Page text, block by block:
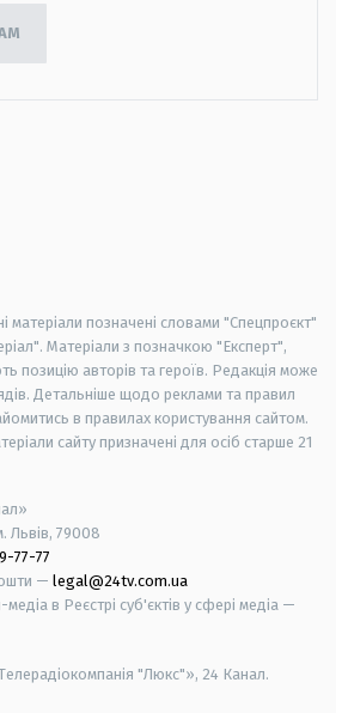
матеріали позначені словами "Спецпроєкт"
Матеріали з позначкою "Експерт",
позицію авторів та героїв. Редакція може
Детальніше щодо реклами та правил
в правилах користування сайтом.
сайту призначені для осіб старше 21
Львів, 79008
77-77
— legal@24tv.com.ua
в Реєстрі суб'єктів у сфері медіа —
"Люкс"», 24 Канал.